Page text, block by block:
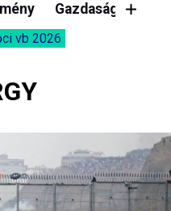
Gazdaság
vb 2026